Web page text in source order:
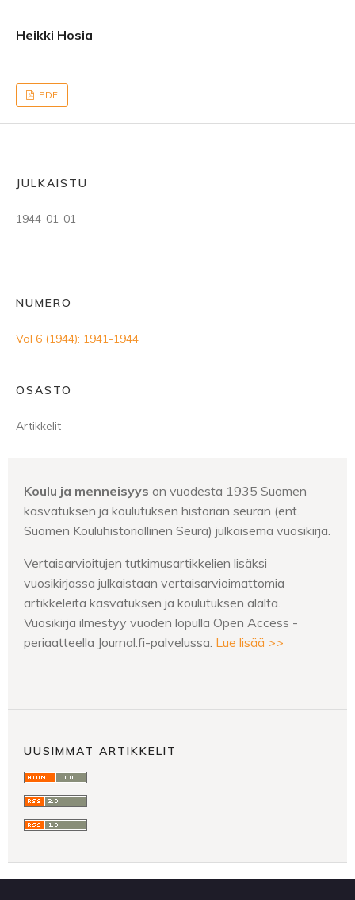
Heikki Hosia
PDF
JULKAISTU
1944-01-01
NUMERO
Vol 6 (1944): 1941-1944
OSASTO
Artikkelit
Koulu ja menneisyys on vuodesta 1935 Suomen
kasvatuksen ja koulutuksen historian seuran (ent.
Suomen Kouluhistoriallinen Seura) julkaisema vuosikirja.
Vertaisarvioitujen tutkimusartikkelien lisäksi
vuosikirjassa julkaistaan vertaisarvioimattomia
artikkeleita kasvatuksen ja koulutuksen alalta.
Vuosikirja ilmestyy vuoden lopulla Open Access -
periaatteella Journal.fi-palvelussa. Lue lisää >>
UUSIMMAT ARTIKKELIT